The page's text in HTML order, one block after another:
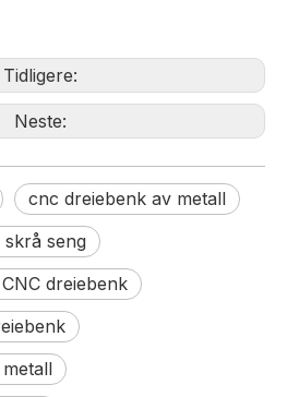
Tidligere:
Neste:
cnc dreiebenk av metall
skrå seng
dreiebenk